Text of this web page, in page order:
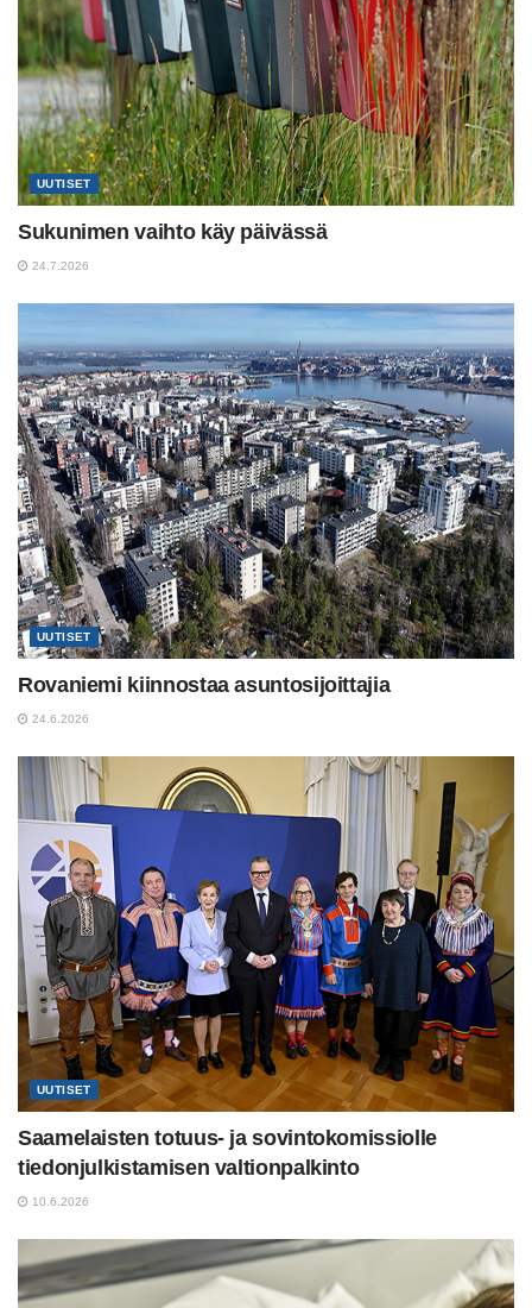
UUTISET
Sukunimen vaihto käy päivässä
24.7.2026
UUTISET
Rovaniemi kiinnostaa asuntosijoittajia
24.6.2026
UUTISET
Saamelaisten totuus- ja sovintokomissiolle
tiedonjulkistamisen valtionpalkinto
10.6.2026